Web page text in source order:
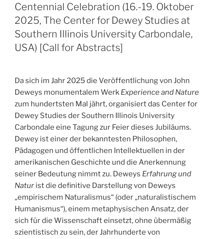
Centennial Celebration (16.-19. Oktober
2025, The Center for Dewey Studies at
Southern Illinois University Carbondale,
USA) [Call for Abstracts]
Da sich im Jahr 2025 die Veröffentlichung von John
Deweys monumentalem Werk Experience and Nature
zum hundertsten Mal jährt, organisiert das Center for
Dewey Studies der Southern Illinois University
Carbondale eine Tagung zur Feier dieses Jubiläums.
Dewey ist einer der bekanntesten Philosophen,
Pädagogen und öffentlichen Intellektuellen in der
amerikanischen Geschichte und die Anerkennung
seiner Bedeutung nimmt zu. Deweys Erfahrung und
Natur ist die definitive Darstellung von Deweys
„empirischem Naturalismus“ (oder „naturalistischem
Humanismus“), einem metaphysischen Ansatz, der
sich für die Wissenschaft einsetzt, ohne übermäßig
szientistisch zu sein, der Jahrhunderte von